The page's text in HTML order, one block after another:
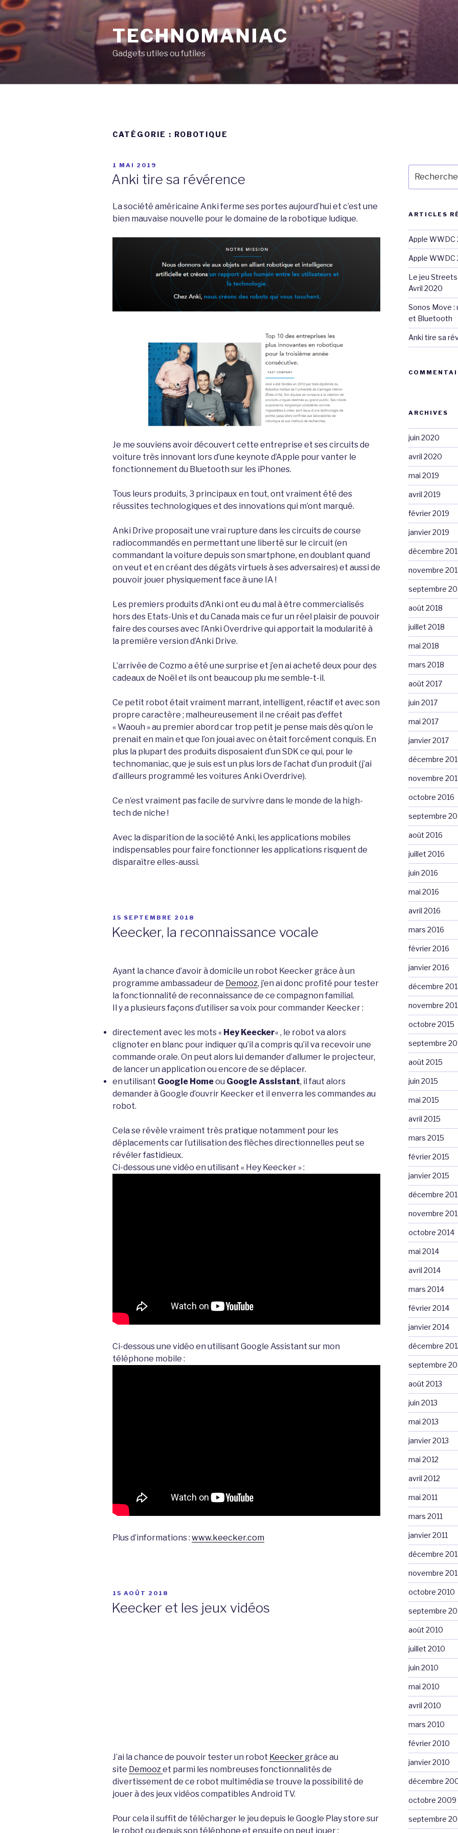
Aller
au
contenu
principal
TECHNOMANIAC
Gadgets utiles ou futiles
CATÉGORIE : ROBOTIQUE
PUBLIÉ
1 MAI 2019
Anki tire sa révérence
La société américaine Anki ferme ses portes aujourd’hui et c’est une
bien mauvaise nouvelle pour le domaine de la robotique ludique.
Je me souviens avoir découvert cette entreprise et ses circuits de
voiture très innovant lors d’une keynote d’Apple pour vanter le
fonctionnement du Bluetooth sur les iPhones.
Tous leurs produits, 3 principaux en tout, ont vraiment été des
réussites technologiques et des innovations qui m’ont marqué.
Anki Drive proposait une vrai rupture dans les circuits de course
radiocommandés en permettant une liberté sur le circuit (en
commandant la voiture depuis son smartphone, en doublant quand
on veut et en créant des dégâts virtuels à ses adversaires) et aussi de
pouvoir jouer physiquement face à une IA !
Les premiers produits d’Anki ont eu du mal à être commercialisés
hors des Etats-Unis et du Canada mais ce fur un réel plaisir de pouvoir
faire des courses avec l’Anki Overdrive qui apportait la modularité à
la première version d’Anki Drive.
L’arrivée de Cozmo a été une surprise et j’en ai acheté deux pour des
cadeaux de Noël et ils ont beaucoup plu me semble-t-il.
Ce petit robot était vraiment marrant, intelligent, réactif et avec son
propre caractère ; malheureusement il ne créait pas d’effet
« Waouh » au premier abord car trop petit je pense mais dès qu’on le
prenait en main et que l’on jouai avec on était forcément conquis. En
plus la plupart des produits disposaient d’un SDK ce qui, pour le
technomaniac, que je suis est un plus lors de l’achat d’un produit (j’ai
d’ailleurs programmé les voitures Anki Overdrive).
Ce n’est vraiment pas facile de survivre dans le monde de la high-
tech de niche !
Avec la disparition de la société Anki, les applications mobiles
indispensables pour faire fonctionner les applications risquent de
disparaître elles-aussi.
PUBLIÉ
15 SEPTEMBRE 2018
Keecker, la reconnaissance vocale
Ayant la chance d’avoir à domicile un robot Keecker grâce à un
programme ambassadeur de Demooz, j’en ai donc profité pour tester
la fonctionnalité de reconnaissance de ce compagnon familial.
Il y a plusieurs façons d’utiliser sa voix pour commander Keecker :
directement avec les mots « Hey Keecker« , le robot va alors
clignoter en blanc pour indiquer qu’il a compris qu’il va recevoir une
commande orale. On peut alors lui demander d’allumer le projecteur,
de lancer un application ou encore de se déplacer.
en utilisant Google Homeou Google Assistant, il faut alors
demander à Google d’ouvrir Keecker et il enverra les commandes au
robot.
Cela se révèle vraiment très pratique notamment pour les
déplacements car l’utilisation des flèches directionnelles peut se
révéler fastidieux.
Ci-dessous une vidéo en utilisant « Hey Keecker » :
Ci-dessous une vidéo en utilisant Google Assistant sur mon
téléphone mobile :
Plus d’informations : www.keecker.com
PUBLIÉ
15 AOÛT 2018
Keecker et les jeux vidéos
J’ai la chance de pouvoir tester un robot Keecker grâce au
site Demoozet parmi les nombreuses fonctionnalités de
divertissement de ce robot multimédia se trouve la possibilité de
jouer à des jeux vidéos compatibles Android TV.
Pour cela il suffit de télécharger le jeu depuis le Google Play store sur
le robot ou depuis son téléphone et ensuite on peut jouer :
pour
:
ARTICLES
Apple WWDC
Apple WWDC
Le jeu
Avril 2020
Sonos Move :
et Bluetooth
Anki tire sa
ARCHIVES
juin 2020
avril 2020
mai 2019
avril 2019
février 2019
janvier 2019
décembre
novembre
septembre
août 2018
juillet 2018
mai 2018
mars 2018
août 2017
juin 2017
mai 2017
janvier 2017
décembre
novembre
octobre 2016
septembre
août 2016
juillet 2016
juin 2016
mai 2016
avril 2016
mars 2016
février 2016
janvier 2016
décembre
novembre
octobre 2015
septembre
août 2015
juin 2015
mai 2015
avril 2015
mars 2015
février 2015
janvier 2015
décembre
novembre
octobre 2014
mai 2014
avril 2014
mars 2014
février 2014
janvier 2014
décembre
septembre
août 2013
juin 2013
mai 2013
janvier 2013
mai 2012
avril 2012
mai 2011
mars 2011
janvier 2011
décembre
novembre
octobre 2010
septembre
août 2010
juillet 2010
juin 2010
mai 2010
avril 2010
mars 2010
février 2010
janvier 2010
décembre
octobre 2009
septembre